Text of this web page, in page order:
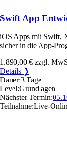
Swift App
iOS Apps mit Swift,
sicher in die App-
1.890,00 € zzgl.
Details ❯
Dauer:3 Tage
Level:Grundlagen
Nächster Termin:
Teilnahme:Live-